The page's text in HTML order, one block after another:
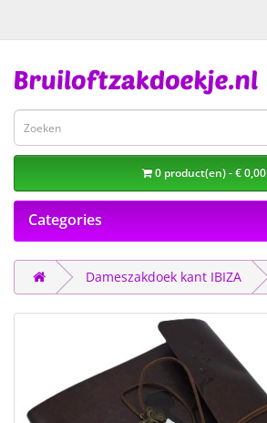
0 product(en) - € 0,00
Categories
Dameszakdoek kant IBIZA